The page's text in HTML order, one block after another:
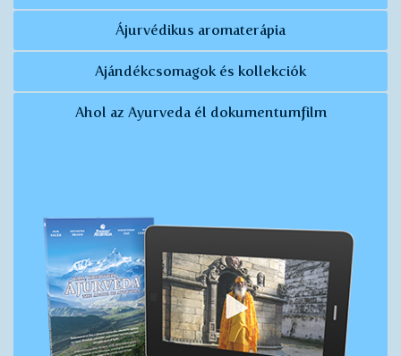
Ájurvédikus aromaterápia
Ajándékcsomagok és kollekciók
Ahol az Ayurveda él dokumentumfilm